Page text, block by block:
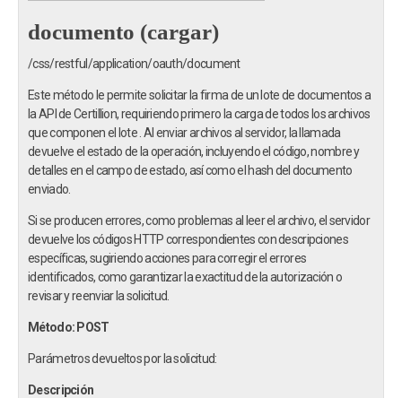
documento (cargar)
/css/restful/application/oauth/document
Este método le permite solicitar la firma de un lote de documentos a
la API de Certillion, requiriendo primero la carga de todos los archivos
que componen el lote . Al enviar archivos al servidor, la llamada
devuelve el estado de la operación, incluyendo el código, nombre y
detalles en el campo de estado, así como el hash del documento
enviado.
Si se producen errores, como problemas al leer el archivo, el servidor
devuelve los códigos HTTP correspondientes con descripciones
específicas, sugiriendo acciones para corregir el errores
identificados, como garantizar la exactitud de la autorización o
revisar y reenviar la solicitud.
Método: POST
Parámetros devueltos por la solicitud:
Descripción